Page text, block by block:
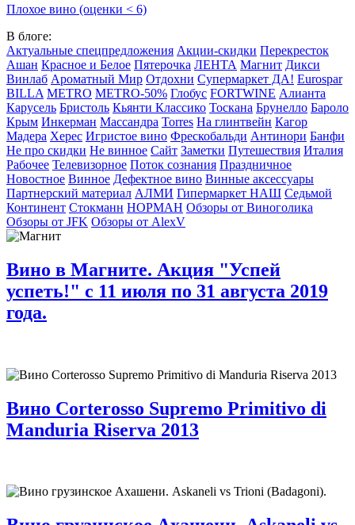
Плохое вино (оценки < 6)
В блоге:
Актуальные спецпредложения Акции-скидки Перекресток
Ашан Красное и Белое Пятерочка ЛЕНТА Магнит Дикси
Винлаб Ароматный Мир Отдохни Супермаркет ДА! Eurospar
BILLA METRO METRO-50% Глобус FORTWINE Алианта
Карусель Бристоль Кьянти Классико Тоскана Брунелло Бароло
Крым Инкерман Массандра Torres На глинтвейн Кагор
Мадера Херес Игристое вино Фрескобальди Антинори Банфи
Не про скидки Не винное Сайт Заметки Путешествия Италия
Рабочее Телевизорное Поток сознания Праздничное
Новостное Винное Дефектное вино Винные аксессуары
Партнерский материал АЛМИ Гипермаркет НАШ Седьмой
Континент Стокманн НОРМАН Обзоры от Виноголика
Обзоры от JFK Обзоры от AlexV
Вино в Магните. Акция "Успей
успеть!" с 11 июля по 31 августа 2019
года.
Вино Corterosso Supremo Primitivo di
Manduria Riserva 2013